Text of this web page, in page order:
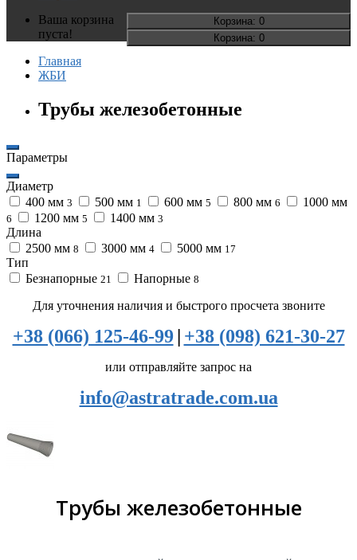
Корзина: 0
Корзина: 0
Ваша корзина
пуста!
Главная
ЖБИ
Трубы железобетонные
Параметры
Диаметр
400 мм 3 500 мм 1 600 мм 5 800 мм 6 1000 мм
6 1200 мм 5 1400 мм 3
Длина
2500 мм 8 3000 мм 4 5000 мм 17
Тип
Безнапорные 21 Напорные 8
Для уточнения наличия и быстрого просчета звоните
+38 (066) 125-46-99 | +38 (098) 621-30-27
или отправляйте запрос на
info@astratrade.com.ua
Трубы железобетонные